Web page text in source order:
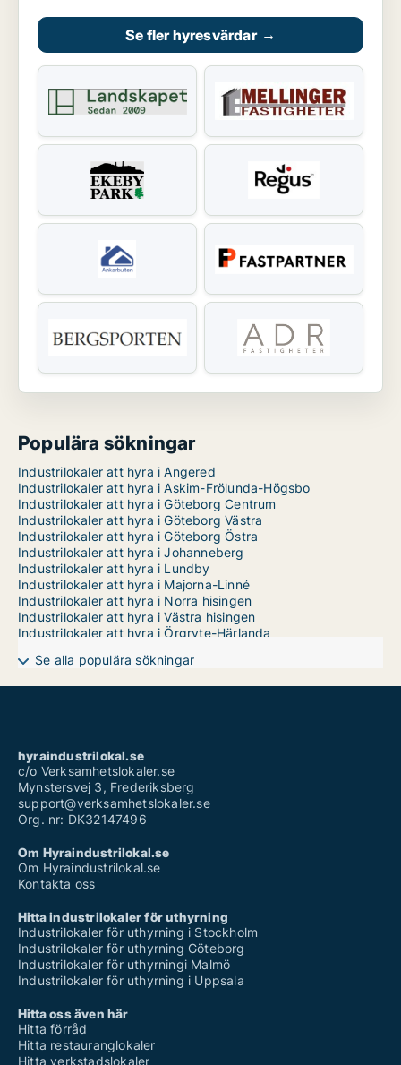
Se fler hyresvärdar →
Populära sökningar
Industrilokaler att hyra i Angered
Industrilokaler att hyra i Askim-Frölunda-Högsbo
Industrilokaler att hyra i Göteborg Centrum
Industrilokaler att hyra i Göteborg Västra
Industrilokaler att hyra i Göteborg Östra
Industrilokaler att hyra i Johanneberg
Industrilokaler att hyra i Lundby
Industrilokaler att hyra i Majorna-Linné
Industrilokaler att hyra i Norra hisingen
Industrilokaler att hyra i Västra hisingen
Industrilokaler att hyra i Örgryte-Härlanda
Se alla populära sökningar
hyraindustrilokal.se
c/o Verksamhetslokaler.se
Mynstersvej 3, Frederiksberg
support@verksamhetslokaler.se
Org. nr: DK32147496
Om Hyraindustrilokal.se
Om Hyraindustrilokal.se
Kontakta oss
Hitta industrilokaler för uthyrning
Industrilokaler för uthyrning i Stockholm
Industrilokaler för uthyrning Göteborg
Industrilokaler för uthyrningi Malmö
Industrilokaler för uthyrning i Uppsala
Hitta oss även här
Hitta förråd
Hitta restauranglokaler
Hitta verkstadslokaler